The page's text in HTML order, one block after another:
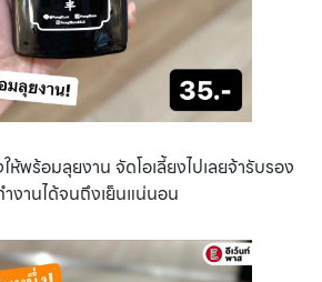
ห้พร้อมลุยงาน จัดโอเลี้ยงไปเลยจ้ารับรอง
งานได้จนถึงเย็นแน่นอน